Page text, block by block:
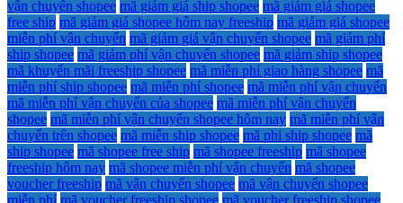
vận chuyển shopee mã giảm giá ship shopee mã giảm giá shopee
free ship mã giảm giá shopee hôm nay freeship mã giảm giá shopee
miễn phí vận chuyển mã giảm giá vận chuyển shopee mã giảm phí
ship shopee mã giảm phí vận chuyển shopee mã giảm ship shopee
mã khuyến mãi freeship shopee mã miễn phí giao hàng shopee mã
miễn phí ship shopee mã miễn phí shopee mã miễn phí vận chuyển
mã miễn phí vận chuyển của shopee mã miễn phí vận chuyển
shopee mã miễn phí vận chuyển shopee hôm nay mã miễn phí vận
chuyển trên shopee mã miễn ship shopee mã phi ship shopee mã
ship shopee mã shopee free ship mã shopee freeship mã shopee
freeship hôm nay mã shopee miễn phí vận chuyển mã shopee
voucher freeship mã vận chuyển shopee mã vận chuyển shopee
miễn phí mã voucher freeship shopee mã voucher freeship shopee